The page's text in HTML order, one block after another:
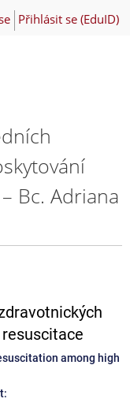
Přihlásit se (EduID)
Bc. Adriana
among high